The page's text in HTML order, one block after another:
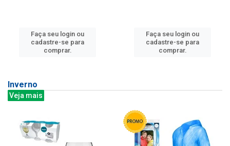
Faça seu login ou
cadastre-se para
comprar.
Faça seu login ou
cadastre-se para
comprar.
Inverno
Veja mais